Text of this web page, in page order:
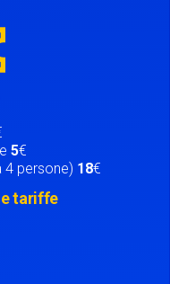
5€
persone) 18€
tariffe